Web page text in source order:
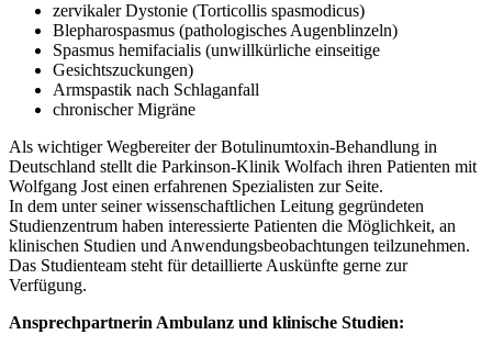
zervikaler Dystonie (Torticollis spasmodicus)
Blepharospasmus (pathologisches Augenblinzeln)
Spasmus hemifacialis (unwillkürliche einseitige
Gesichtszuckungen)
Armspastik nach Schlaganfall
chronischer Migräne
Als wichtiger Wegbereiter der Botulinumtoxin-Behandlung in
Deutschland stellt die Parkinson-Klinik Wolfach ihren Patienten mit
Wolfgang Jost einen erfahrenen Spezialisten zur Seite.
In dem unter seiner wissenschaftlichen Leitung gegründeten
Studienzentrum haben interessierte Patienten die Möglichkeit, an
klinischen Studien und Anwendungsbeobachtungen teilzunehmen.
Das Studienteam steht für detaillierte Auskünfte gerne zur
Verfügung.
Ansprechpartnerin Ambulanz und klinische Studien: